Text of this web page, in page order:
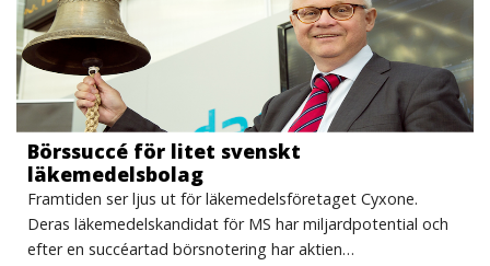
Börssuccé för litet svenskt
läkemedelsbolag
Framtiden ser ljus ut för läkemedelsföretaget Cyxone.
Deras läkemedelskandidat för MS har miljardpotential och
efter en succéartad börsnotering har aktien…